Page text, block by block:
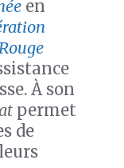
en
À son
permet
de